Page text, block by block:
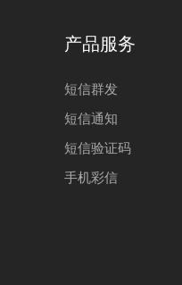
产品服务
短信群发
短信通知
短信验证码
手机彩信